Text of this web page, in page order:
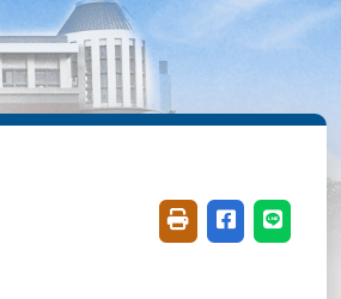
友善列印(開新視窗)
分享至臉書(
分享至